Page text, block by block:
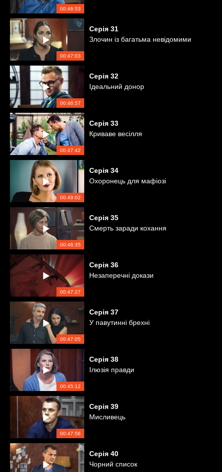
00:46:53
00:47:03
Серія 31
Злочин із багатьма невідомими
00:46:57
Серія 32
Ідеальний донор
00:47:42
Серія 33
Криваве весілля
00:49:02
Серія 34
Охоронець для мафіозі
00:46:35
Серія 35
Смерть заради кохання
00:47:27
Серія 36
Незаперечні докази
00:47:05
Серія 37
У павутинні брехні
00:45:12
Серія 38
Ілюзія правди
00:47:56
Серія 39
Мисливець
Серія 40
Чорний список